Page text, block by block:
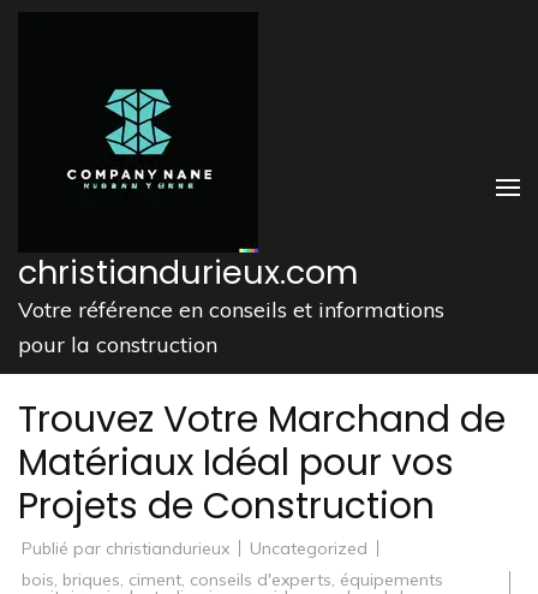
Aller
christiandurieux.com
Votre référence en conseils et informations
pour la construction
Trouvez Votre Marchand de
Matériaux Idéal pour vos
Projets de Construction
Publié par christiandurieux
Uncategorized
bois, briques, ciment, conseils d'experts, équipements